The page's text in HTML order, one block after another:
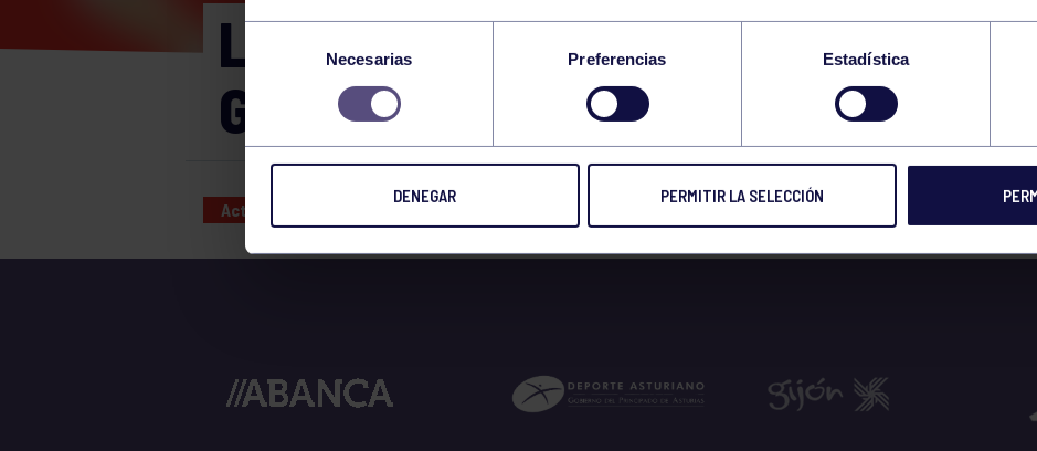
de
consentimiento
Necesarias Preferencias Estadística
DENEGAR PERMITIR LA SELECCIÓN
LUNES 17/04/2023 TÁBATA
GIMNASIO
Actividades deportivas 17 APR 2023